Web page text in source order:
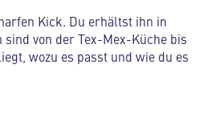
Kick. Du erhältst ihn in
von der Tex-Mex-Küche bis
wozu es passt und wie du es